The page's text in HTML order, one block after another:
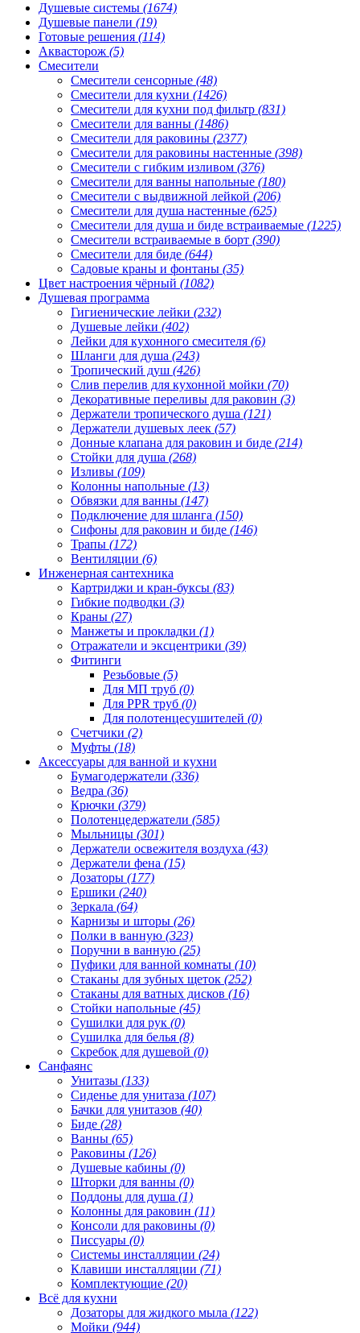
Душевые системы (1674)
Душевые панели (19)
Готовые решения (114)
Аквасторож (5)
Смесители
Смесители сенсорные (48)
Смесители для кухни (1426)
Смесители для кухни под фильтр (831)
Смесители для ванны (1486)
Смесители для раковины (2377)
Смесители для раковины настенные (398)
Смесители с гибким изливом (376)
Смесители для ванны напольные (180)
Смесители с выдвижной лейкой (206)
Смесители для душа настенные (625)
Смесители для душа и биде встраиваемые (1225)
Смесители встраиваемые в борт (390)
Смесители для биде (644)
Садовые краны и фонтаны (35)
Цвет настроения чёрный (1082)
Душевая программа
Гигиенические лейки (232)
Душевые лейки (402)
Лейки для кухонного смесителя (6)
Шланги для душа (243)
Тропический душ (426)
Слив перелив для кухонной мойки (70)
Декоративные переливы для раковин (3)
Держатели тропического душа (121)
Держатели душевых леек (57)
Донные клапана для раковин и биде (214)
Стойки для душа (268)
Изливы (109)
Колонны напольные (13)
Обвязки для ванны (147)
Подключение для шланга (150)
Сифоны для раковин и биде (146)
Трапы (172)
Вентиляции (6)
Инженерная сантехника
Картриджи и кран-буксы (83)
Гибкие подводки (3)
Краны (27)
Манжеты и прокладки (1)
Отражатели и эксцентрики (39)
Фитинги
Резьбовые (5)
Для МП труб (0)
Для PPR труб (0)
Для полотенцесушителей (0)
Счетчики (2)
Муфты (18)
Аксессуары для ванной и кухни
Бумагодержатели (336)
Ведра (36)
Крючки (379)
Полотенцедержатели (585)
Мыльницы (301)
Держатели освежителя воздуха (43)
Держатели фена (15)
Дозаторы (177)
Ершики (240)
Зеркала (64)
Карнизы и шторы (26)
Полки в ванную (323)
Поручни в ванную (25)
Пуфики для ванной комнаты (10)
Стаканы для зубных щеток (252)
Стаканы для ватных дисков (16)
Стойки напольные (45)
Сушилки для рук (0)
Сушилка для белья (8)
Скребок для душевой (0)
Санфаянс
Унитазы (133)
Сиденье для унитаза (107)
Бачки для унитазов (40)
Биде (28)
Ванны (65)
Раковины (126)
Душевые кабины (0)
Шторки для ванны (0)
Поддоны для душа (1)
Колонны для раковин (11)
Консоли для раковины (0)
Писсуары (0)
Системы инсталляции (24)
Клавиши инсталляции (71)
Комплектующие (20)
Всё для кухни
Дозаторы для жидкого мыла (122)
Мойки (944)